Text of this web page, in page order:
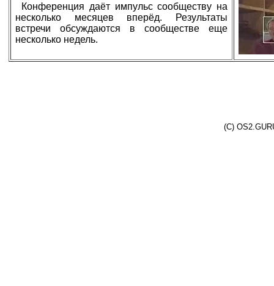
Конференция даёт импульс сообществу на
несколько месяцев вперёд. Результаты
встречи обсуждаются в сообществе еще
несколько недель.
(C)